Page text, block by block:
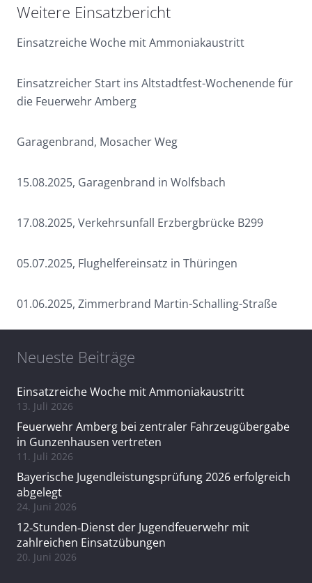
Weitere Einsatzbericht
Einsatzreiche Woche mit Ammoniakaustritt
Einsatzreicher Start ins Altstadtfest-Wochenende für
die Feuerwehr Amberg
Garagenbrand, Mosacher Weg
15.08.2025, Garagenbrand in Wolfsbach
17.08.2025, Verkehrsunfall Erzbergbrücke B299
05.07.2025, Flughelfereinsatz in Thüringen
01.06.2025, Zimmerbrand Martin-Schalling-Straße
Neueste Beiträge
Einsatzreiche Woche mit Ammoniakaustritt
13. Juli 2026
Feuerwehr Amberg bei zentraler Fahrzeugübergabe
in Gunzenhausen vertreten
11. Juli 2026
Bayerische Jugendleistungsprüfung 2026 erfolgreich
abgelegt
24. Juni 2026
12‑Stunden‑Dienst der Jugendfeuerwehr mit
zahlreichen Einsatzübungen
20. Juni 2026